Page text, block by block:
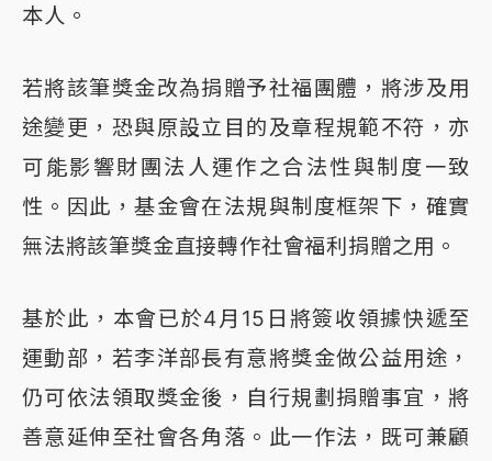
本人。
若將該筆獎金改為捐贈予社福團體，將涉及用
途變更，恐與原設立目的及章程規範不符，亦
可能影響財團法人運作之合法性與制度一致
性。因此，基金會在法規與制度框架下，確實
無法將該筆獎金直接轉作社會福利捐贈之用。
基於此，本會已於4月15日將簽收領據快遞至
運動部，若李洋部長有意將獎金做公益用途，
仍可依法領取獎金後，自行規劃捐贈事宜，將
善意延伸至社會各角落。此一作法，既可兼顧